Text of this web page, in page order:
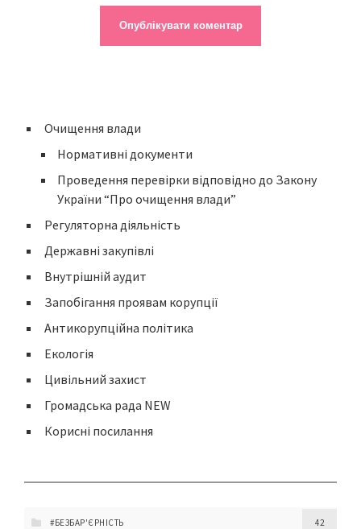
Очищення влади
Нормативні документи
Проведення перевірки відповідно до Закону
України “Про очищення влади”
Регуляторна діяльність
Державні закупівлі
Внутрішній аудит
Запобігання проявам корупції
Антикорупційна політика
Екологія
Цивільний захист
Громадська рада NEW
Корисні посилання
#БЕЗБАР'ЄРНІСТЬ 42